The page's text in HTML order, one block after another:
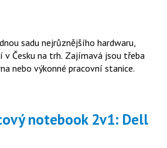
sadu nejrůznějšího hardwaru,
Česku na trh. Zajímavá jsou třeba
nebo výkonné pracovní stanice.